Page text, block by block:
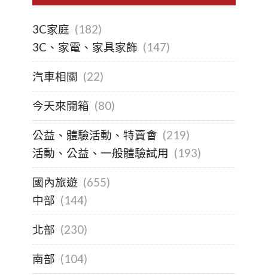
3C家庭 (182)
3C、家電、家具家飾 (147)
汽車相關 (22)
今天來開箱 (80)
公益、體驗活動、特賣會 (219)
活動、公益、一般體驗試用 (193)
國內旅遊 (655)
中部 (144)
北部 (230)
南部 (104)